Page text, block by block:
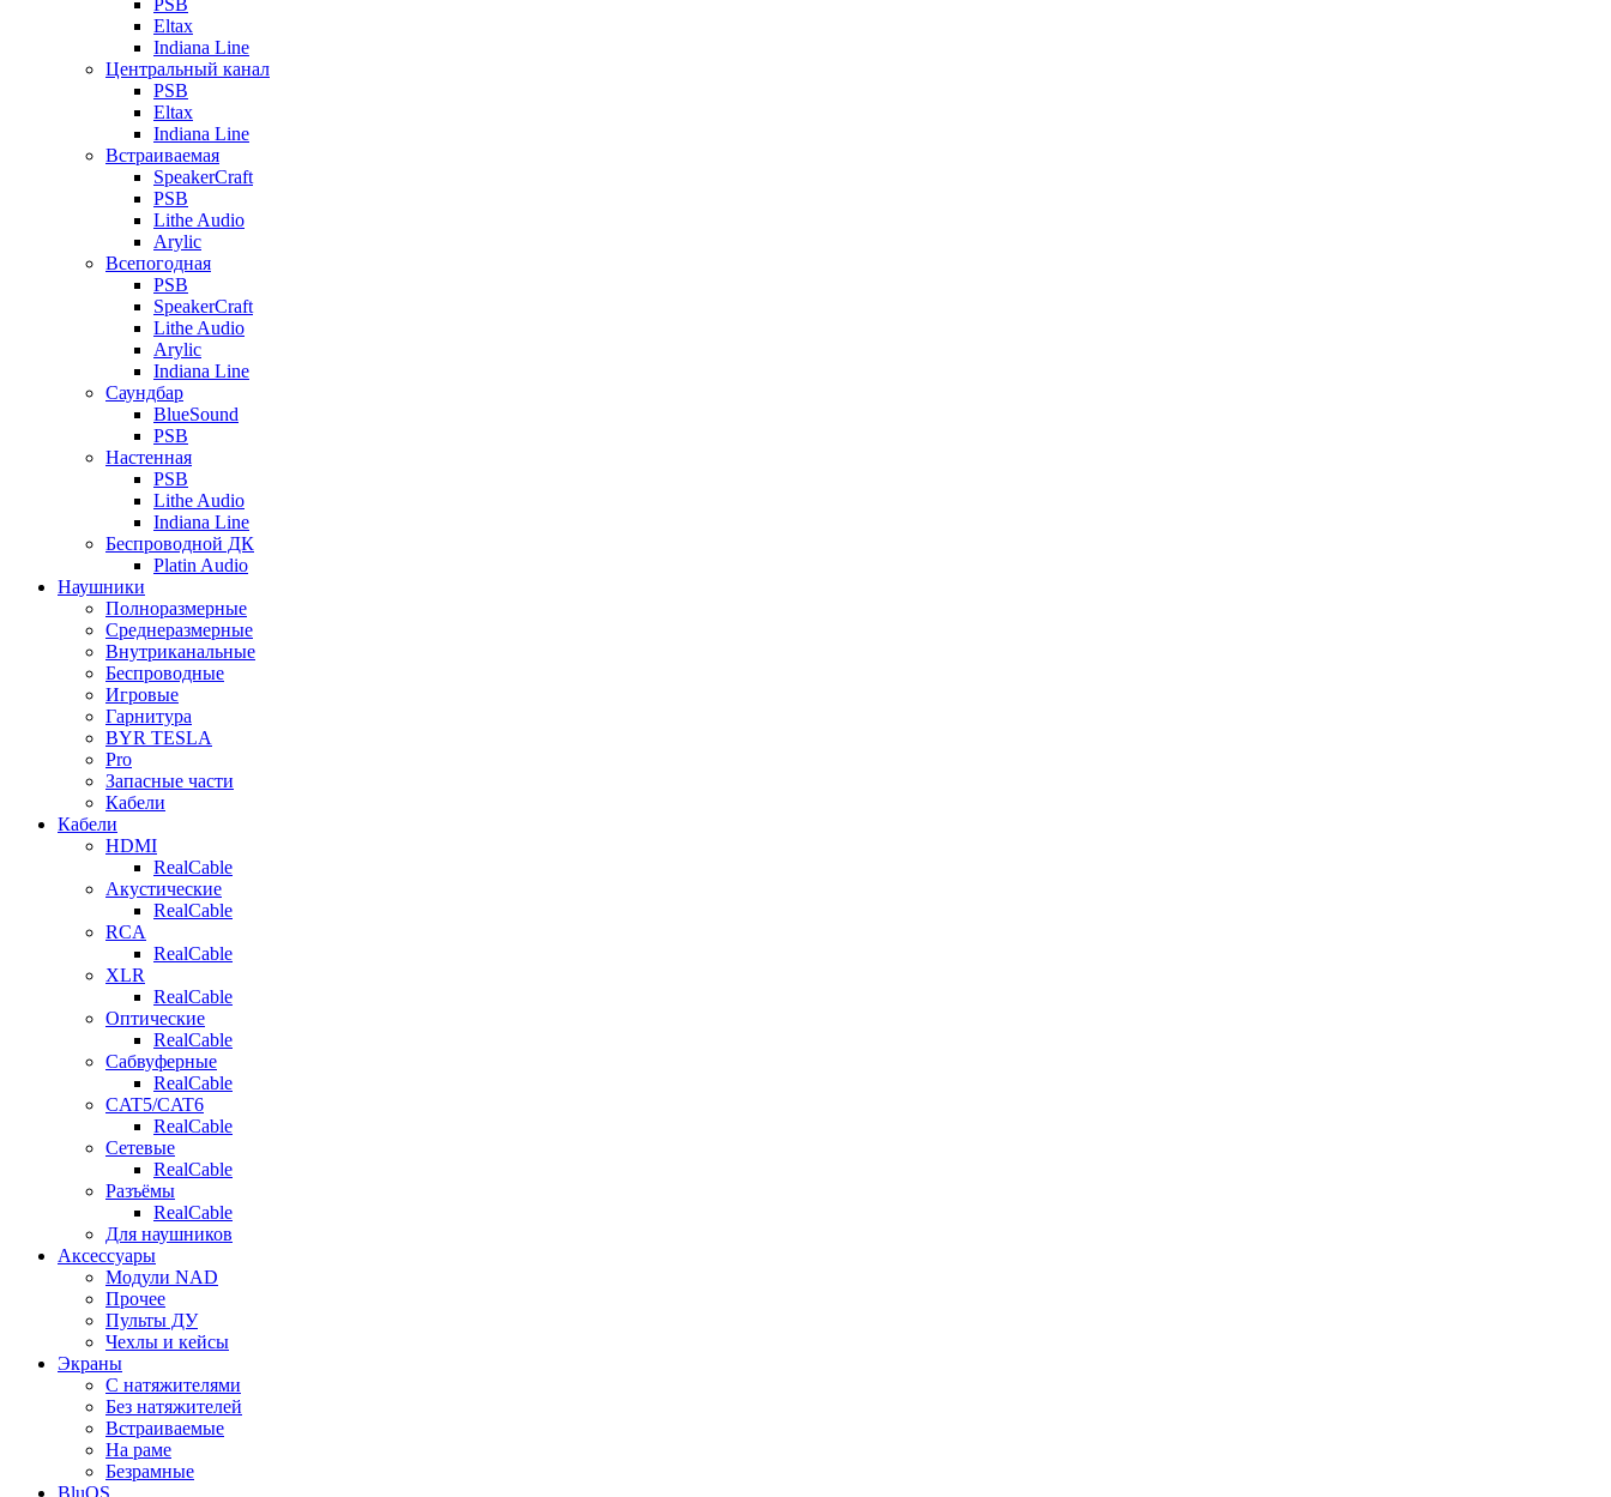
PSB
Eltax
Indiana Line
Центральный канал
PSB
Eltax
Indiana Line
Встраиваемая
SpeakerCraft
PSB
Lithe Audio
Arylic
Всепогодная
PSB
SpeakerCraft
Lithe Audio
Arylic
Indiana Line
Саундбар
BlueSound
PSB
Настенная
PSB
Lithe Audio
Indiana Line
Беспроводной ДК
Platin Audio
Наушники
Полноразмерные
Среднеразмерные
Внутриканальные
Беспроводные
Игровые
Гарнитура
BYR TESLA
Pro
Запасные части
Кабели
Кабели
HDMI
RealCable
Акустические
RealCable
RCA
RealCable
XLR
RealCable
Оптические
RealCable
Сабвуферные
RealCable
CAT5/CAT6
RealCable
Сетевые
RealCable
Разъёмы
RealCable
Для наушников
Аксессуары
Модули NAD
Прочее
Пульты ДУ
Чехлы и кейсы
Экраны
С натяжителями
Без натяжителей
Встраиваемые
На раме
Безрамные
BluOS